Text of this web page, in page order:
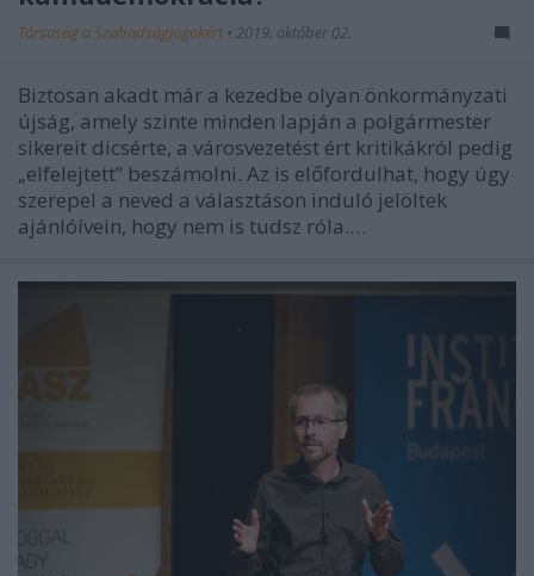
Társaság a Szabadságjogokért • 2019. október 02.
Biztosan akadt már a kezedbe olyan önkormányzati
újság, amely szinte minden lapján a polgármester
sikereit dicsérte, a városvezetést ért kritikákról pedig
„elfelejtett” beszámolni. Az is előfordulhat, hogy úgy
szerepel a neved a választáson induló jelöltek
ajánlóívein, hogy nem is tudsz róla.…